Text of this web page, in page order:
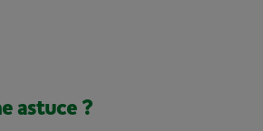
astuce ?